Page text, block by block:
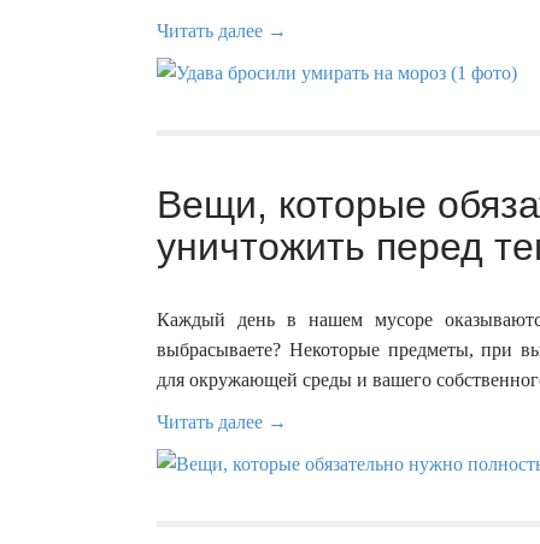
Читать далее →
Вещи, которые
уничтожить перед
Каждый день в нашем мусоре
выбрасываете? Некоторые предметы, при
для окружающей среды и вашего
Читать далее →